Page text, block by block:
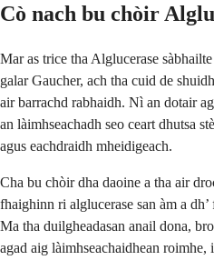
Cò nach bu chòir
Mar as trice tha Alglucerase
galar Gaucher, ach tha cuid de
air barrachd rabhaidh. Nì an dotair
an làimhseachadh seo ceart dhutsa
agus eachdraidh mheidigeach.
Cha bu chòir dha daoine a tha air
fhaighinn ri alglucerase san àm a
Ma tha duilgheadasan anail dona,
agad aig làimhseachaidhean